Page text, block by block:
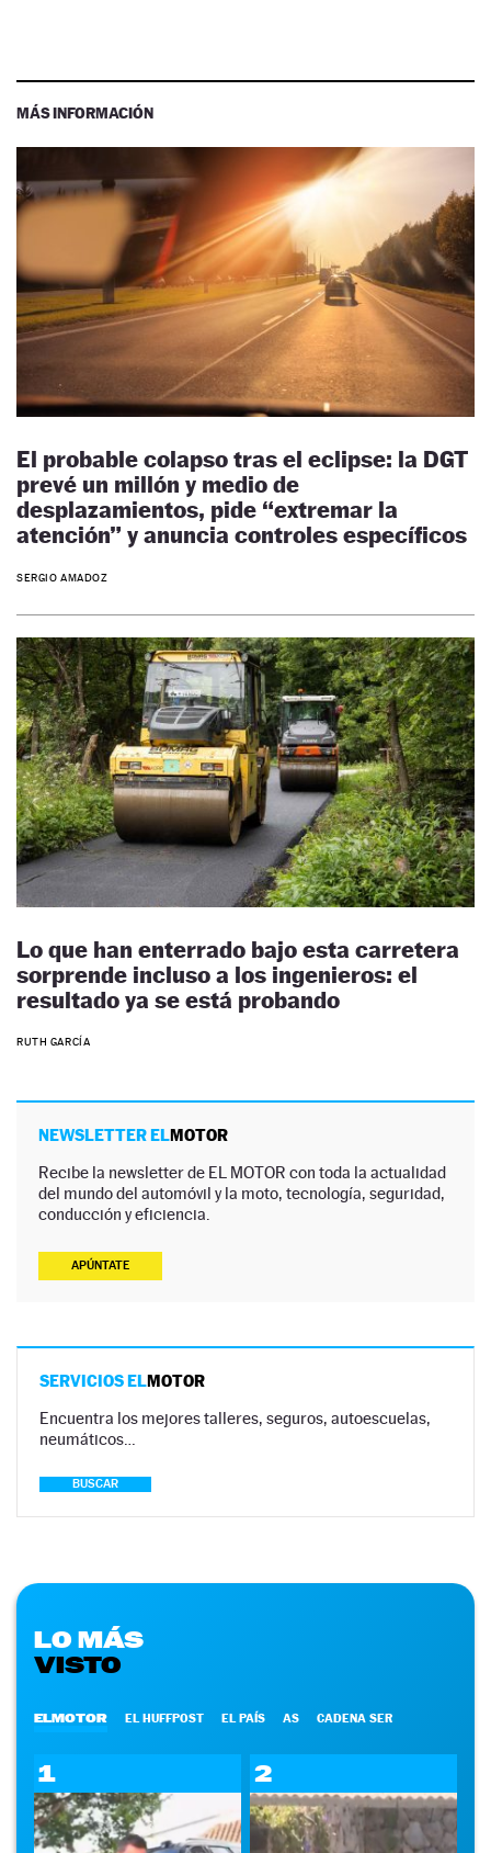
MÁS INFORMACIÓN
El probable colapso tras el eclipse: la DGT
prevé un millón y medio de
desplazamientos, pide “extremar la
atención” y anuncia controles específicos
SERGIO AMADOZ
Lo que han enterrado bajo esta carretera
sorprende incluso a los ingenieros: el
resultado ya se está probando
RUTH GARCÍA
NEWSLETTER ELMOTOR
Recibe la newsletter de EL MOTOR con toda la actualidad
del mundo del automóvil y la moto, tecnología, seguridad,
conducción y eficiencia.
APÚNTATE
SERVICIOS ELMOTOR
Encuentra los mejores talleres, seguros, autoescuelas,
neumáticos…
BUSCAR
LO MÁS
VISTO
ELMOTOR EL HUFFPOST EL PAÍS AS CADENA SER
1 2